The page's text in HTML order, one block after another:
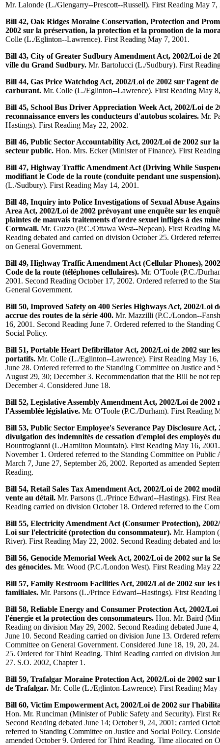
Mr. Lalonde (L./Glengarry--Prescott--Russell). First Reading May 7,
Bill 42, Oak Ridges Moraine Conservation, Protection and
2002 sur la préservation, la protection et la promotion de la
Colle (L./Eglinton--Lawrence). First Reading May 7, 2001.
Bill 43, City of Greater Sudbury Amendment Act, 2002/Loi de
ville du Grand Sudbury. Mr. Bartolucci (L./Sudbury). First
Bill 44, Gas Price Watchdog Act, 2002/Loi de 2002 sur l'agent
carburant. Mr. Colle (L./Eglinton--Lawrence). First Reading May
Bill 45, School Bus Driver Appreciation Week Act, 2002/Loi de
reconnaissance envers les conducteurs d'autobus scolaires. Mr.
Hastings). First Reading May 22, 2002.
Bill 46, Public Sector Accountability Act, 2002/Loi de 2002 sur
secteur public. Hon. Mrs. Ecker (Minister of Finance). First
Bill 47, Highway Traffic Amendment Act (Driving While
modifiant le Code de la route (conduite pendant une suspension).
(L./Sudbury). First Reading May 14, 2001.
Bill 48, Inquiry into Police Investigations of Sexual Abuse
Area Act, 2002/Loi de 2002 prévoyant une enquête sur les
plaintes de mauvais traitements d'ordre sexuel infligés à des
Cornwall. Mr. Guzzo (P.C./Ottawa West--Nepean). First Reading
Reading debated and carried on division October 25. Ordered
on General Government.
Bill 49, Highway Traffic Amendment Act (Cellular Phones),
Code de la route (téléphones cellulaires). Mr. O'Toole (P.C./
2001. Second Reading October 17, 2002. Ordered referred to the
General Government.
Bill 50, Improved Safety on 400 Series Highways Act, 2002/Loi
accrue des routes de la série 400. Mr. Mazzilli (P.C./London--
16, 2001. Second Reading June 7. Ordered referred to the Standing
Social Policy.
Bill 51, Portable Heart Defibrillator Act, 2002/Loi de 2002 sur
portatifs. Mr. Colle (L./Eglinton--Lawrence). First Reading May 16,
June 28. Ordered referred to the Standing Committee on Justice and
August 29, 30; December 3. Recommendation that the Bill be not
December 4. Considered June 18.
Bill 52, Legislative Assembly Amendment Act, 2002/Loi de
l'Assemblée législative. Mr. O'Toole (P.C./Durham). First Reading
Bill 53, Public Sector Employee's Severance Pay Disclosure Act,
divulgation des indemnités de cessation d'emploi des employés
Bountrogianni (L./Hamilton Mountain). First Reading May 16,
November 1. Ordered referred to the Standing Committee on Public
March 7, June 27, September 26, 2002. Reported as amended
Reading.
Bill 54, Retail Sales Tax Amendment Act, 2002/Loi de 2002
vente au détail. Mr. Parsons (L./Prince Edward--Hastings). First
Reading carried on division October 18. Ordered referred to the
Bill 55, Electricity Amendment Act (Consumer Protection),
Loi sur l'electricité (protection du consommateur). Mr. Hampton
River). First Reading May 22, 2002. Second Reading debated and
Bill 56, Genocide Memorial Week Act, 2002/Loi de 2002 sur la
des génocides. Mr. Wood (P.C./London West). First Reading May
Bill 57, Family Restroom Facilities Act, 2002/Loi de 2002 sur les
familiales. Mr. Parsons (L./Prince Edward--Hastings). First Reading
Bill 58, Reliable Energy and Consumer Protection Act, 2002/
l'énergie et la protection des consommateurs. Hon. Mr. Baird
Reading on division May 29, 2002. Second Reading debated June
June 10. Second Reading carried on division June 13. Ordered
Committee on General Government. Considered June 18, 19, 20,
25. Ordered for Third Reading. Third Reading carried on division
27. S.O. 2002, Chapter 1.
Bill 59, Trafalgar Moraine Protection Act, 2002/Loi de 2002 sur
de Trafalgar. Mr. Colle (L./Eglinton-Lawrence). First Reading May
Bill 60, Victim Empowerment Act, 2002/Loi de 2002 sur
Hon. Mr. Runciman (Minister of Public Safety and Security). First
Second Reading debated June 14; October 9, 24, 2001; carried
referred to Standing Committee on Justice and Social Policy.
amended October 9. Ordered for Third Reading. Time allocated on